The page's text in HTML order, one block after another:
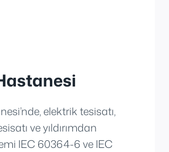
elektrik tesisatı,
ve yıldırımdan
IEC 60364-6 ve IEC